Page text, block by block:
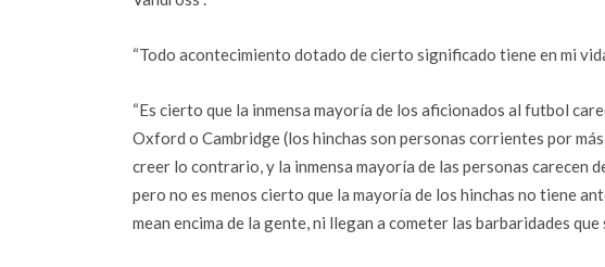
“Todo acontecimiento dotado de cierto significado tiene en mi
“Es cierto que la inmensa mayoría de los aficionados al futbol
Oxford o Cambridge (los hinchas son personas corrientes por
creer lo contrario, y la inmensa mayoría de las personas carecen
pero no es menos cierto que la mayoría de los hinchas no tiene
mean encima de la gente, ni llegan a cometer las barbaridades